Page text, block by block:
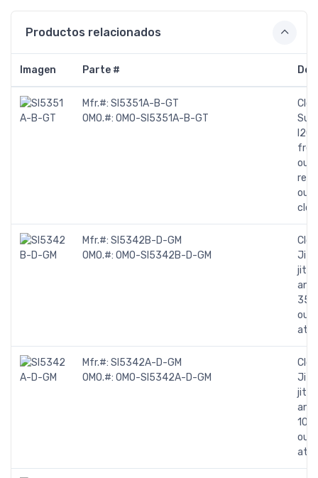
Productos relacionados
Imagen Parte #
Mfr.#: SI5351A-B-GT
OMO.#: OMO-SI5351A-B-GT
I2C
Mfr.#: SI5342B-D-GM
OMO.#: OMO-SI5342B-D-GM
any
350
Mfr.#: SI5342A-D-GM
OMO.#: OMO-SI5342A-D-GM
any